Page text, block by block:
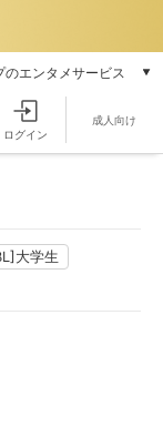
のエンタメサービス
ム/CD/DVD
み放題
信
ログイン
成人向け
大学生